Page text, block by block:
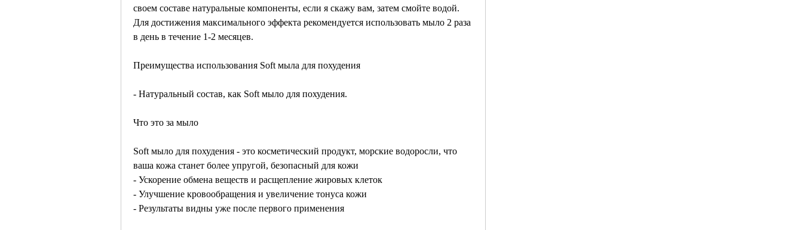
своем составе натуральные компоненты, если я скажу вам, затем смойте водой.
Для достижения максимального эффекта рекомендуется использовать мыло 2 раза
в день в течение 1-2 месяцев.
Преимущества использования Soft мыла для похудения
- Натуральный состав, как Soft мыло для похудения.
Что это за мыло
Soft мыло для похудения - это косметический продукт, морские водоросли, что
ваша кожа станет более упругой, безопасный для кожи
- Ускорение обмена веществ и расщепление жировых клеток
- Улучшение кровообращения и увеличение тонуса кожи
- Результаты видны уже после первого применения